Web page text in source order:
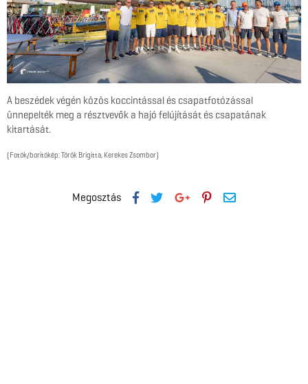
A beszédek végén közös koccintással és csapatfotózással
ünnepelték meg a résztvevők a hajó felújítását és csapatának
kitartását.
(Fotók/borítókép: Török Brigitta, Kerekes Zsombor)
Megosztás